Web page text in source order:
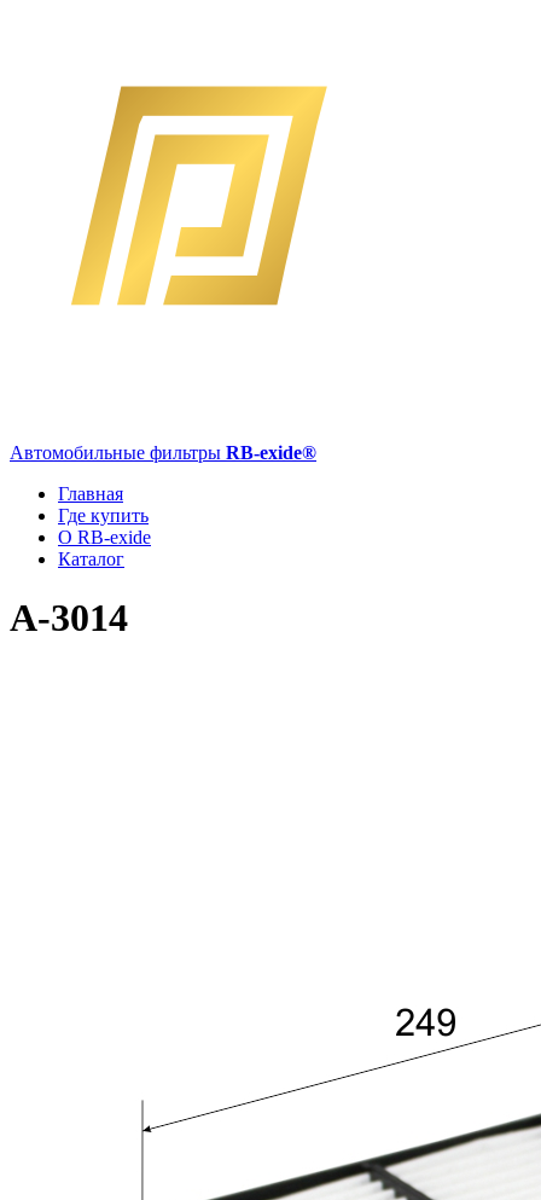
Автомобильные фильтры RB-exide®
Главная
Где купить
О RB-exide
Каталог
A-3014